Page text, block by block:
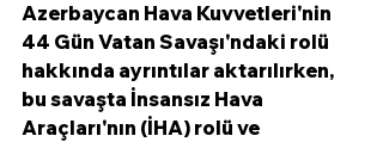
Azerbaycan Hava Kuvvetleri'nin
44 Gün Vatan Savaşı'ndaki rolü
hakkında ayrıntılar aktarılırken,
bu savaşta İnsansız Hava
Araçları'nın (İHA) rolü ve